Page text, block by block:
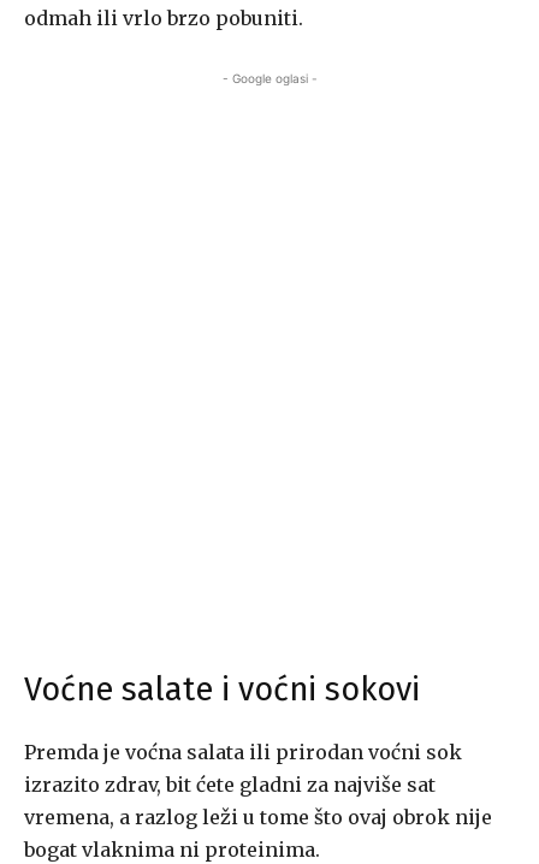
odmah ili vrlo brzo pobuniti.
- Google oglasi -
Voćne salate i voćni sokovi
Premda je voćna salata ili prirodan voćni sok
izrazito zdrav, bit ćete gladni za najviše sat
vremena, a razlog leži u tome što ovaj obrok nije
bogat vlaknima ni proteinima.